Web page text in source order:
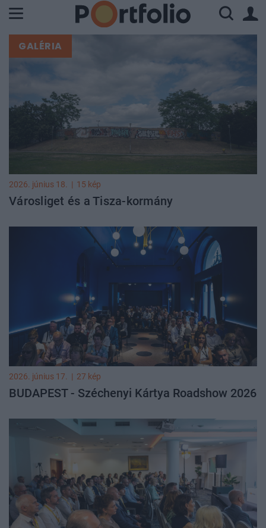
GALÉRIA
2026. június 18. | 15 kép
Városliget és a Tisza-kormány
2026. június 17. | 27 kép
BUDAPEST - Széchenyi Kártya Roadshow 2026